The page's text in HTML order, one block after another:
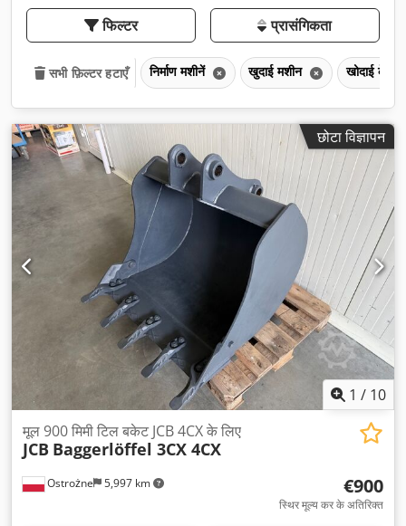
फिल्टर प्रासंगिकता
सभी फ़िल्टर हटाएँ निर्माण मशीनें खुदाई मशीन खोदाई के
छोटा विज्ञापन
1 / 10
Ostrożne 5,997 km
मूल 900 मिमी टिल बकेट JCB 4CX के लिए
JCB Baggerlöffel 3CX 4CX
€900
स्थिर मूल्य कर के अतिरिक्त